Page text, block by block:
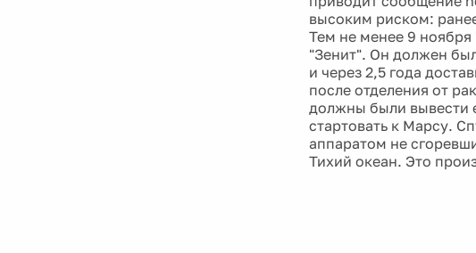
высоким риском:
Тем не менее 9
"Зенит". Он должен
и через 2,5 года
после отделения от
должны были вывести
стартовать к Марсу.
аппаратом не
Тихий океан. Это